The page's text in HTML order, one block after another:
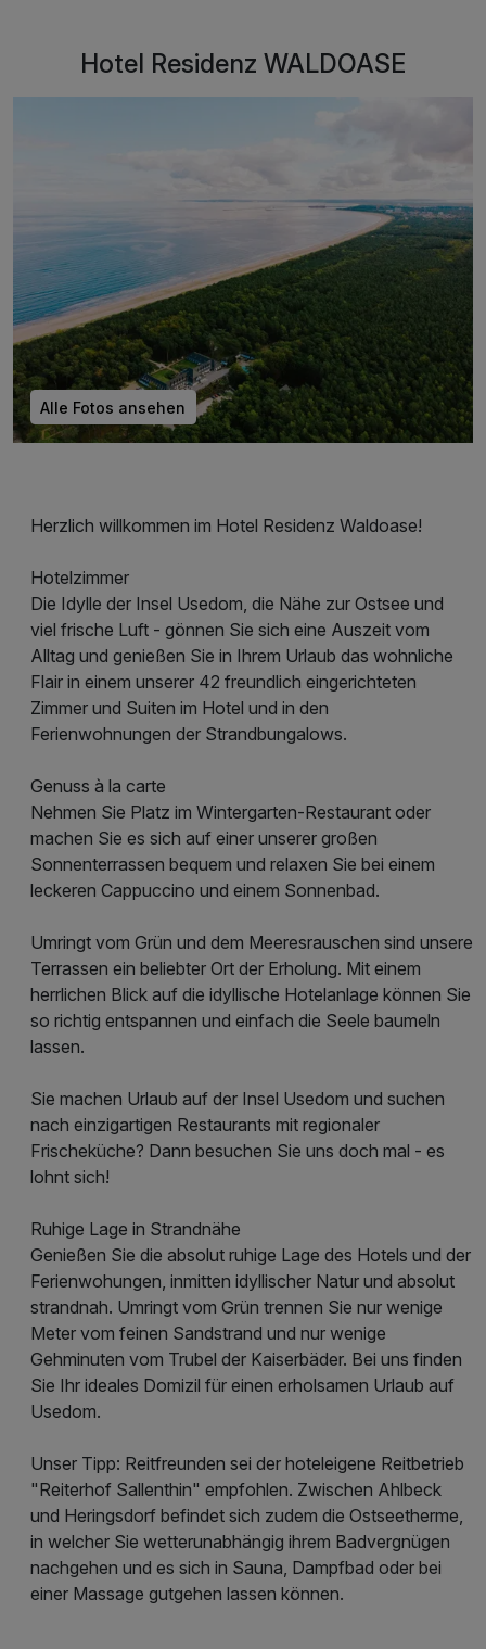
Hotel Residenz WALDOASE
Alle Fotos ansehen
Herzlich willkommen im Hotel Residenz Waldoase!
Hotelzimmer
Die Idylle der Insel Usedom, die Nähe zur Ostsee und
viel frische Luft - gönnen Sie sich eine Auszeit vom
Alltag und genießen Sie in Ihrem Urlaub das wohnliche
Flair in einem unserer 42 freundlich eingerichteten
Zimmer und Suiten im Hotel und in den
Ferienwohnungen der Strandbungalows.
Genuss à la carte
Nehmen Sie Platz im Wintergarten-Restaurant oder
machen Sie es sich auf einer unserer großen
Sonnenterrassen bequem und relaxen Sie bei einem
leckeren Cappuccino und einem Sonnenbad.
Umringt vom Grün und dem Meeresrauschen sind unsere
Terrassen ein beliebter Ort der Erholung. Mit einem
herrlichen Blick auf die idyllische Hotelanlage können Sie
so richtig entspannen und einfach die Seele baumeln
lassen.
Sie machen Urlaub auf der Insel Usedom und suchen
nach einzigartigen Restaurants mit regionaler
Frischeküche? Dann besuchen Sie uns doch mal - es
lohnt sich!
Ruhige Lage in Strandnähe
Genießen Sie die absolut ruhige Lage des Hotels und der
Ferienwohungen, inmitten idyllischer Natur und absolut
strandnah. Umringt vom Grün trennen Sie nur wenige
Meter vom feinen Sandstrand und nur wenige
Gehminuten vom Trubel der Kaiserbäder. Bei uns finden
Sie Ihr ideales Domizil für einen erholsamen Urlaub auf
Usedom.
Unser Tipp: Reitfreunden sei der hoteleigene Reitbetrieb
"Reiterhof Sallenthin" empfohlen. Zwischen Ahlbeck
und Heringsdorf befindet sich zudem die Ostseetherme,
in welcher Sie wetterunabhängig ihrem Badvergnügen
nachgehen und es sich in Sauna, Dampfbad oder bei
einer Massage gutgehen lassen können.